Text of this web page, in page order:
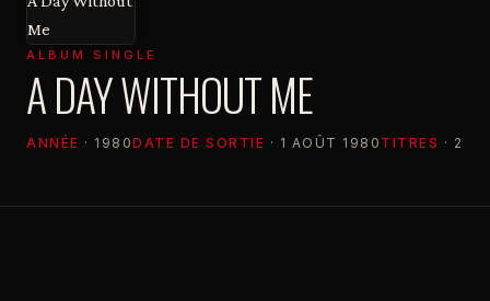
ALBUM SINGLE
A DAY WITHOUT ME
ANNÉE · 1980DATE DE SORTIE · 1 AOÛT 1980 TITRES · 2